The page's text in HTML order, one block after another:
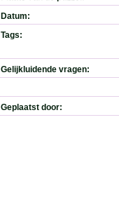
Datum:
Tags:
Gelijkluidende vragen:
Geplaatst door: